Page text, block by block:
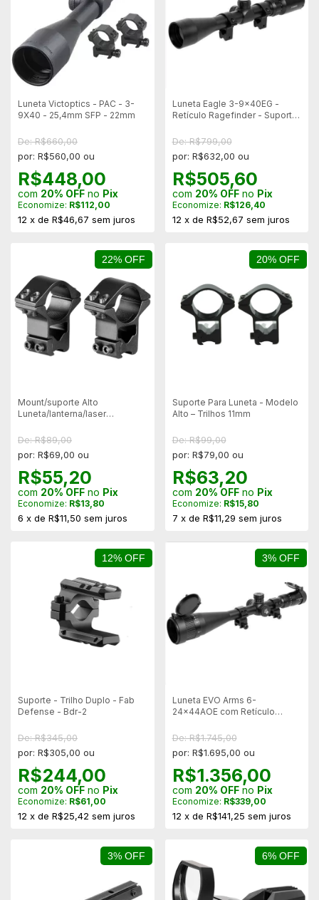
Luneta Victoptics - PAC - 3-
9X40 - 25,4mm SFP - 22mm
De: R$660,00
por: R$560,00 ou
R$448,00
com 20% OFF no Pix
Economize: R$112,00
12 x de R$46,67 sem juros
Luneta Eagle 3-9x40EG -
Retículo Ragefinder - Suporte
De: R$799,00
por: R$632,00 ou
R$505,60
com 20% OFFno Pix
Economize: R$126,40
12 x de R$52,67 sem juros
22% OFF
Mount/suporte Alto
Luneta/lanterna/laser
De: R$89,00
por: R$69,00 ou
R$55,20
com 20% OFF no Pix
Economize: R$13,80
6 x de R$11,50 sem juros
20% OFF
Suporte Para Luneta - Modelo
Alto – Trilhos 11mm
De: R$99,00
por: R$79,00 ou
R$63,20
com 20% OFFno Pix
Economize: R$15,80
7 x de R$11,29 sem juros
12% OFF
Suporte - Trilho Duplo - Fab
Defense - Bdr-2
De: R$345,00
por: R$305,00 ou
R$244,00
com 20% OFF no Pix
Economize: R$61,00
12 x de R$25,42 sem juros
3% OFF
Luneta EVO Arms 6-
24x44AOE com Retículo
de Paralaxe -
Suporte Reforçado 20mm
De: R$1.745,00
por: R$1.695,00 ou
R$1.356,00
com 20% OFFno Pix
Economize: R$339,00
12 x de R$141,25 sem juros
3% OFF 6% OFF